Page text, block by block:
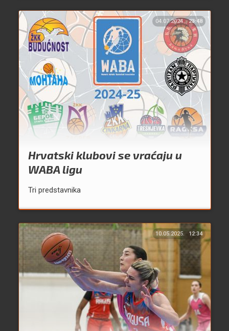
04.07.2024. 23:48
Hrvatski klubovi se vraćaju u
WABA ligu
Tri predstavnika
10.05.2025. 12:34